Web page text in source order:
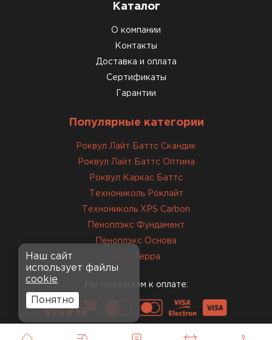
Каталог
О компании
Контакты
Доставка и оплата
Сертификаты
Гарантии
Популярные категории
Роквул Лайт Баттс Скандик
Роквул Лайт Баттс Оптима
Роквул Каркас Баттс
Технониколь Роклайт
Технониколь XPS Carbon
Пеноплэкс Фундамент
Пеноплэкс Основа
Ursa Терра
Мы принимаем к оплате:
Наш сайт
использует файлы
cookie
Понятно